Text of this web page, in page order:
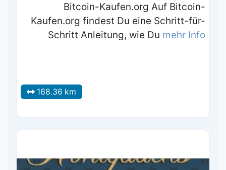
Bitcoin-Kaufen.org Auf Bitcoin-
Kaufen.org findest Du eine Schritt-für-
Schritt Anleitung, wie Du mehr Info
168.36 km